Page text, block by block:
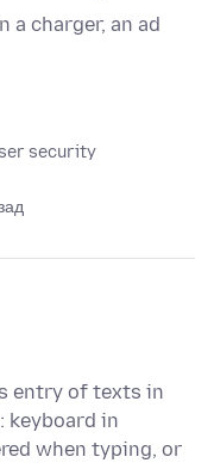
a charger, an ad
security
entry of texts in
keyboard in
when typing, or